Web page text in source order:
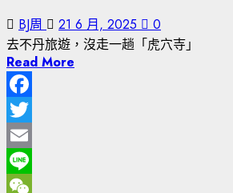
BJ周 21 6 月, 2025 0
去不丹旅遊，沒走一趟「虎穴寺」
Read More
Facebook
Twitter
Email
Line